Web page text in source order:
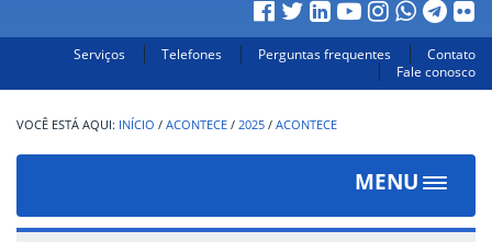
Serviços Telefones Perguntas frequentes
Contato
Fale conosco
INÍCIO / ACONTECE / 2025 / ACONTECE
MENU
Toggle